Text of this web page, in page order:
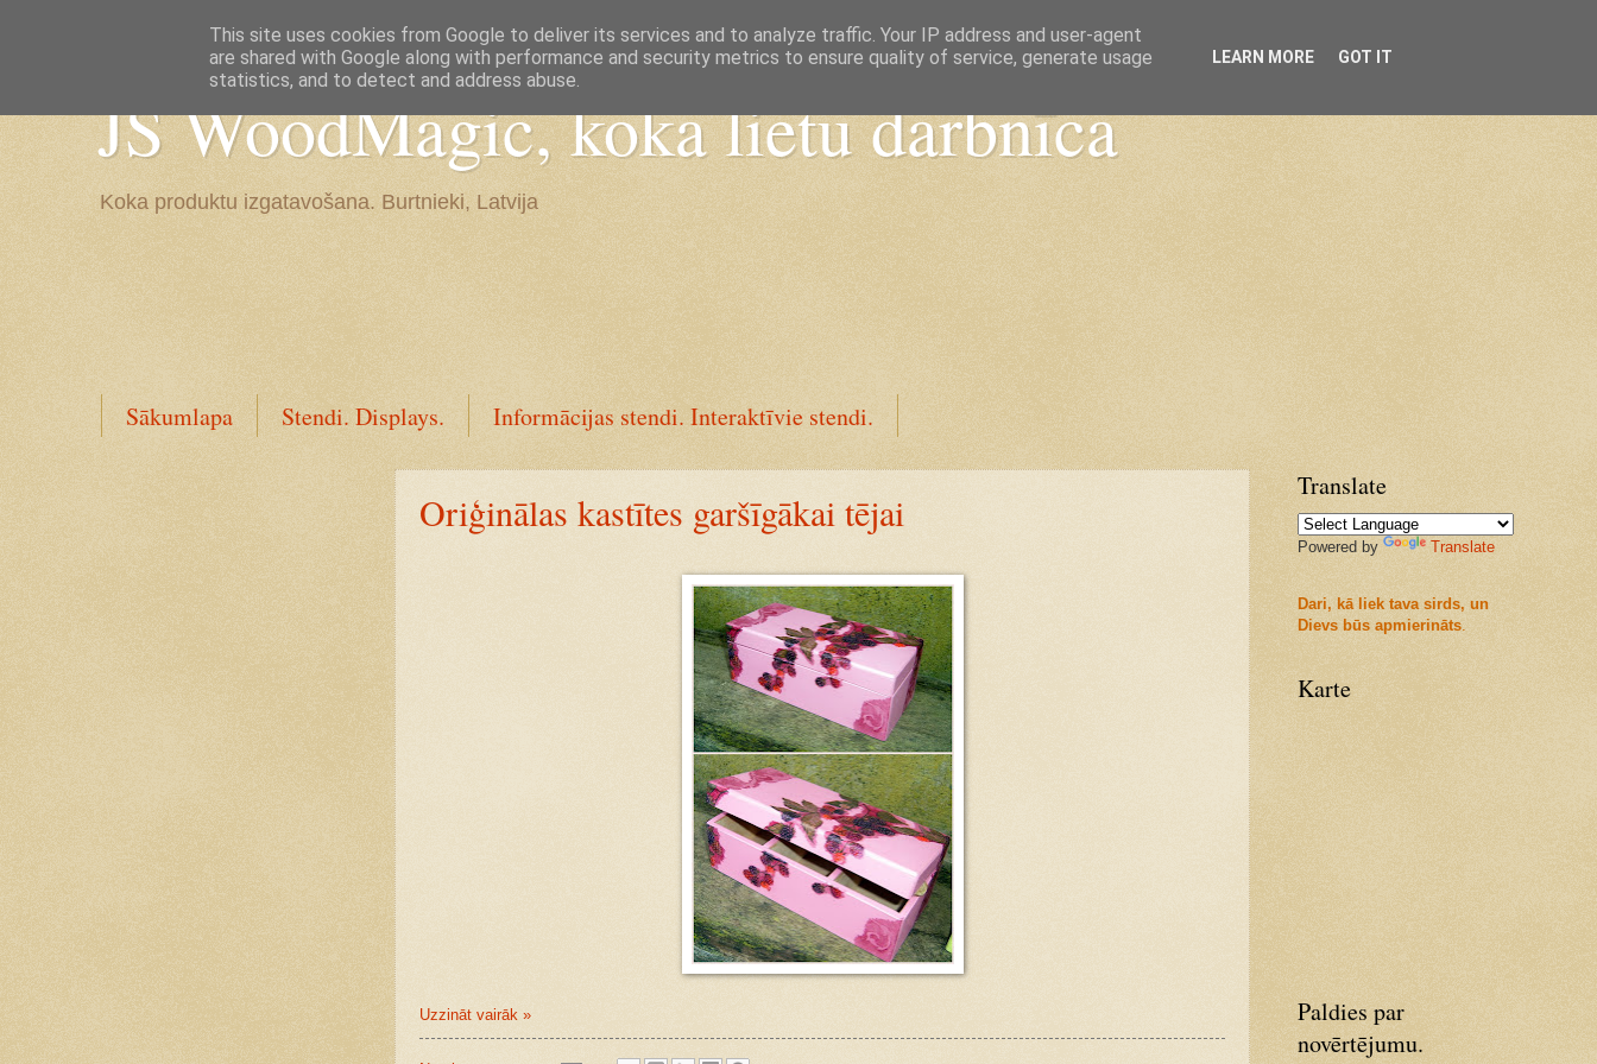
JS WoodMagic, koka lietu darbnīca
Koka produktu izgatavošana. Burtnieki, Latvija
Sākumlapa Stendi. Displays. Informācijas stendi. Interaktīvie stendi.
Oriģinālas kastītes garšīgākai tējai
Uzzināt vairāk »
Translate
Powered by Translate
Dari, kā liek tava sirds, un
Dievs būs apmierināts.
Karte
Paldies par
novērtējumu.
This site uses cookies from Google to deliver its services and to analyze traffic. Your IP address and user-agent
are shared with Google along with performance and security metrics to ensure quality of service, generate usage
statistics, and to detect and address abuse.
LEARN MORE GOT IT